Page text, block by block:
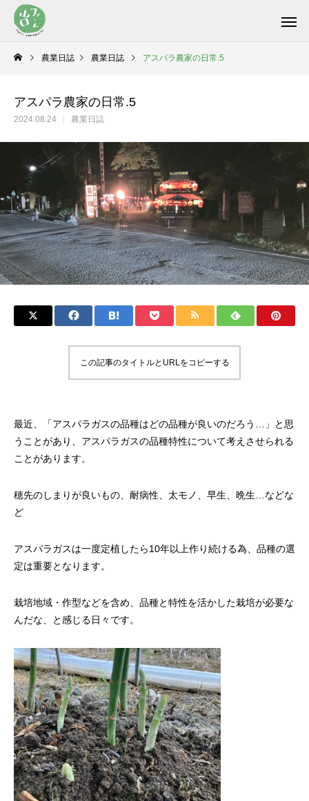
農業日誌 農業日誌 アスパラ農家の日常.5
アスパラ農家の日常.5
2024.08.24 農業日誌
この記事のタイトルとURLをコピーする
最近、「アスパラガスの品種はどの品種が良いのだろう…」と思
うことがあり、アスパラガスの品種特性について考えさせられる
ことがあります。
穂先のしまりが良いもの、耐病性、太モノ、早生、晩生…などな
ど
アスパラガスは一度定植したら10年以上作り続ける為、品種の選
定は重要となります。
栽培地域・作型などを含め、品種と特性を活かした栽培が必要な
んだな、と感じる日々です。